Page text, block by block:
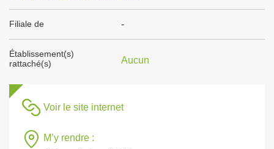
Filiale de -
Établissement(s)
rattaché(s)
Aucun
Voir le site internet
M’y rendre :